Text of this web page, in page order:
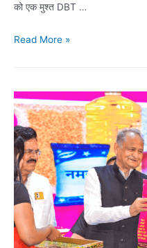
को एक मुश्त DBT …
इंदिरा
फोन
योजना
Read More »